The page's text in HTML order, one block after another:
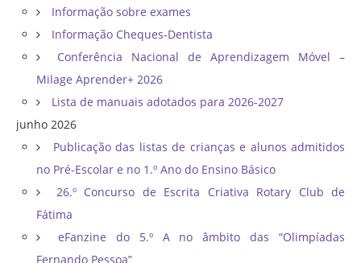
Informação sobre exames
Informação Cheques-Dentista
Conferência Nacional de Aprendizagem Móvel –
Milage Aprender+ 2026
Lista de manuais adotados para 2026-2027
junho 2026
Publicação das listas de crianças e alunos admitidos
no Pré-Escolar e no 1.º Ano do Ensino Básico
26.º Concurso de Escrita Criativa Rotary Club de
Fátima
eFanzine do 5.º A no âmbito das “Olimpíadas
Fernando Pessoa”